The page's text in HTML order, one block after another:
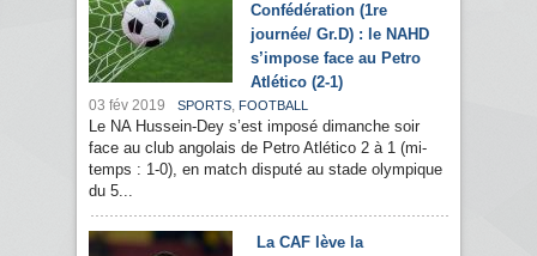
Confédération (1re
journée/ Gr.D) : le NAHD
s’impose face au Petro
Atlético (2-1)
03 fév 2019 SPORTS, FOOTBALL
Le NA Hussein-Dey s’est imposé dimanche soir
face au club angolais de Petro Atlético 2 à 1 (mi-
temps : 1-0), en match disputé au stade olympique
du 5...
La CAF lève la